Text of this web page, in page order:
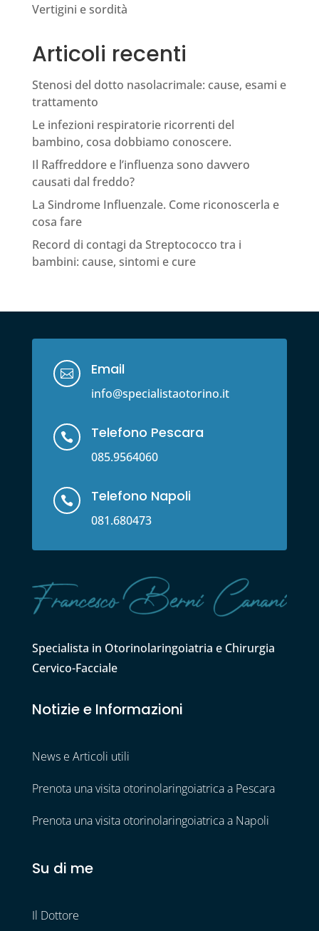
Vertigini e sordità
Articoli recenti
Stenosi del dotto nasolacrimale: cause, esami e
trattamento
Le infezioni respiratorie ricorrenti del
bambino, cosa dobbiamo conoscere.
Il Raffreddore e l’influenza sono davvero
causati dal freddo?
La Sindrome Influenzale. Come riconoscerla e
cosa fare
Record di contagi da Streptococco tra i
bambini: cause, sintomi e cure
 Email
info@specialistaotorino.it
 Telefono Pescara
085.9564060
 Telefono Napoli
081.680473
Specialista in Otorinolaringoiatria e Chirurgia
Cervico-Facciale
Notizie e Informazioni
News e Articoli utili
Prenota una visita otorinolaringoiatrica a Pescara
Prenota una visita otorinolaringoiatrica a Napoli
Su di me
Il Dottore